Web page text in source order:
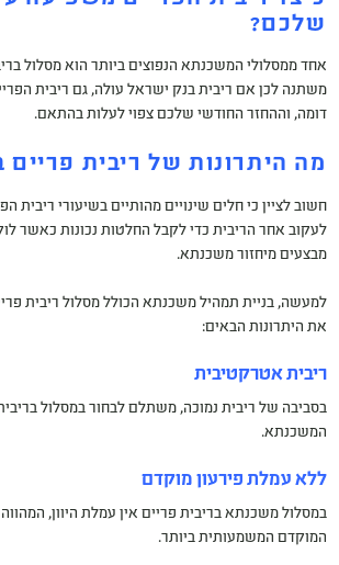
שלכם?
אחד ממסלולי המשכנתא הנפוצים ביותר הוא מסלול
משתנה לכן אם ריבית בנק ישראל עולה, גם ריבית
דומה, וההחזר החודשי שלכם צפוי לעלות בהתאם.
מה היתרונות של ריבית
חשוב לציין כי חלים שינויים מהותיים בשיעורי ריבית
לעקוב אחר הריבית כדי לקבל החלטות נכונות כאשר
מבצעים מיחזור משכנתא.
למעשה, בניית תמהיל משכנתא הכולל מסלול ריבית
את היתרונות הבאים:
ריבית אטרקטיבית
בסביבה של ריבית נמוכה, משתלם לבחור במסלול
המשכנתא.
ללא עמלת פירעון מוקדם
במסלול משכנתא בריבית פריים אין עמלת היוון,
המוקדם המשמעותית ביותר.